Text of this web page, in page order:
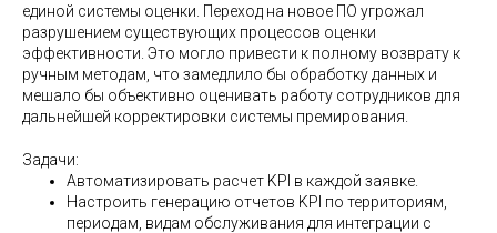
единой системы оценки. Переход на новое ПО угрожал
разрушением существующих процессов оценки
эффективности. Это могло привести к полному возврату к
ручным методам, что замедлило бы обработку данных и
мешало бы объективно оценивать работу сотрудников для
дальнейшей корректировки системы премирования.
Задачи:
Автоматизировать расчет KPI в каждой заявке.
Настроить генерацию отчетов KPI по территориям,
периодам, видам обслуживания для интеграции с